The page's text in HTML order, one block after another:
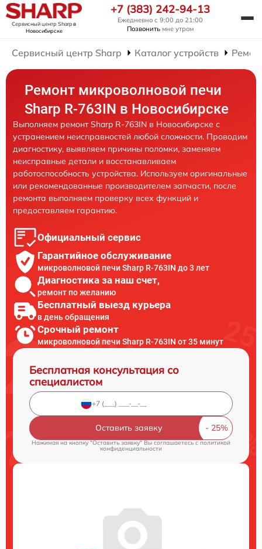
Сервисный центр Sharpв
Новосибирске
+7 (383) 242-94-13
Ежедневно с 9:00 до 21:00
Позвонить мне утром
Сервисный центр Sharp Каталог устройств
Ремонт микроволновой печи
Sharp R-763IN в Новосибирске
Выполняем ремонт Sharp R-763IN в Новосибирске с
устранением неисправностей любой сложности. Проводим
диагностику, выявляем причины поломки, заменяем
неисправные детали и восстанавливаем
работоспособность устройства. Используем оригинальные
или рекомендованные производителем запчасти, после
ремонта выполняем проверку всех функций и
предоставляем гарантию.
Официальный сервис
Гарантийное обслуживание
микроволновой печи Sharp R-763IN до 3 лет
Диагностика за наш счет,
ремонт по желанию
Бесплатный выезд курьера
в день обращения
Срочный ремонт
микроволновой печи Sharp R-763IN от 35 минут
Бесплатная консультация со
специалистом
Оставить заявку
Нажимая на кнопку "Оставить заявку" Вы соглашаетесь cполитикой
конфиденциальности